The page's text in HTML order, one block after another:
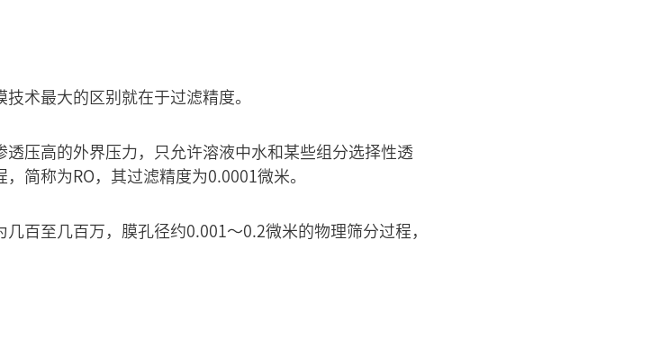
术最大的区别就在于过滤精度。
压高的外界压力，只允许溶液中水和某些组分选择性透
简称为RO，其过滤精度为0.0001微米。
百至几百万，膜孔径约0.001～0.2微米的物理筛分过程，